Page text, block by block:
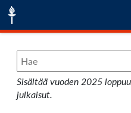
Sisältää vuoden 2025
julkaisut.